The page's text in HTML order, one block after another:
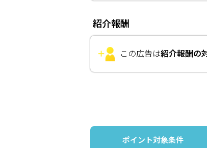
紹介報酬
この広告は紹介報酬の
ポイント対象条件